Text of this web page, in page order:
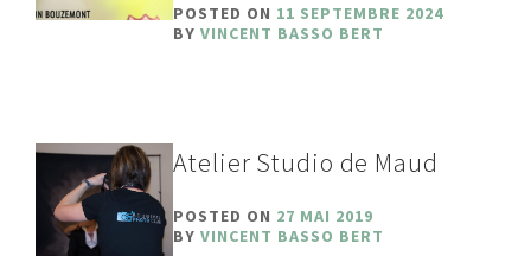
POSTED ON 11 SEPTEMBRE 2024
BYVINCENT BASSO BERT
Atelier Studio de Maud
POSTED ON 27 MAI 2019
BYVINCENT BASSO BERT